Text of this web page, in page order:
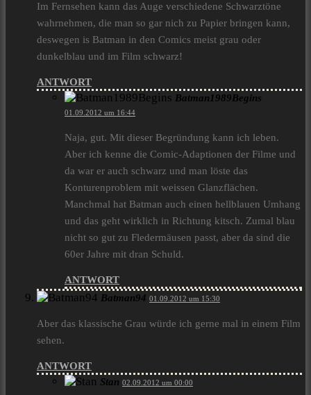
Im Fernsehen kann das Auge verschiedene Schwarztöne
wahrnehmen, die man so gar nich zu Papier bringen kann,
deswegen is Batman in den Comics meist grau oder
dunkelblau und im Film schwarz!
ANTWORT
Batman1989Begins
01.09.2012 um 16:44
Naja, gut. Mit dieser Begründung kann ich leben.
Aber ich kenne die Comic-Adaptionen der Filme und
da war er auch schwarz und man löste das
Konturenproblem mit weissen Glanzflächen.
Manchmal hat Batman auch einen hellblauen Umhang
und das geht wirklich in Richtung kitsch. Zumal blau
nicht so gut zu Fledermäusen passt, aber da sind die
60er Jahre mit dran Schuld.
ANTWORT
Batman94 01.09.2012 um 15:30
Aber das klassische Grau würde ich gerne mal in einem Film
sehen.
ANTWORT
Stan 02.09.2012 um 00:00